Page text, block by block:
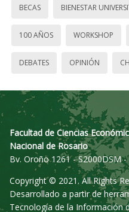
BECAS BIENESTAR
100 AÑOS WORKSHOP
DEBATES OPINIÓN
Facultad de Ciencias
Nacional de Rosario
Bv. Oroño 1261 - S2000DSM -
Copyright © 2021. All Rights
Desarrollado a partir de
Tecnología de la Información